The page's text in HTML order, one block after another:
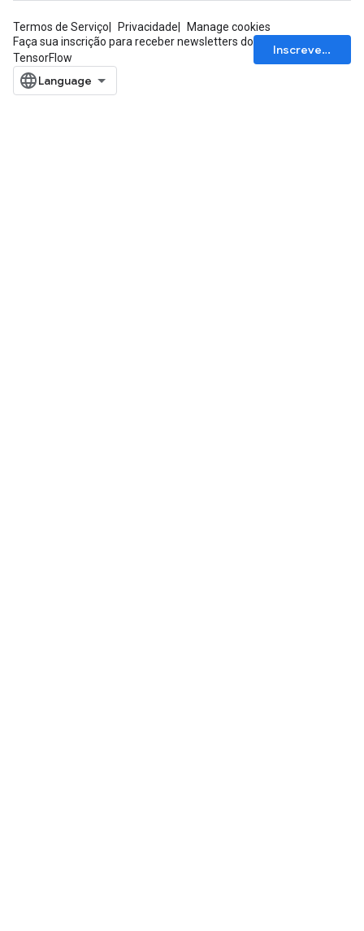
Termos de Serviço Privacidade
Manage cookies
Faça sua inscrição para receber newsletters do
TensorFlow
Inscrever-se